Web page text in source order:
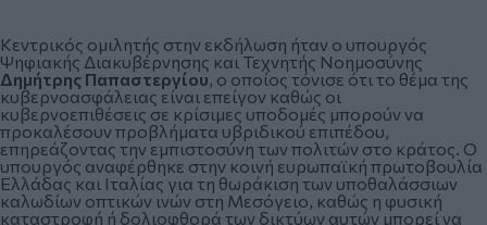
Κεντρικός ομιλητής στην εκδήλωση ήταν ο υπουργός
Ψηφιακής Διακυβέρνησης και Τεχνητής Νοημοσύνης
Δημήτρης Παπαστεργίου, ο οποίος τόνισε ότι το θέμα της
κυβερνοασφάλειας είναι επείγον καθώς οι
κυβερνοεπιθέσεις σε κρίσιμες υποδομές μπορούν να
προκαλέσουν προβλήματα υβριδικού επιπέδου,
επηρεάζοντας την εμπιστοσύνη των πολιτών στο κράτος. Ο
υπουργός αναφέρθηκε στην κοινή ευρωπαϊκή πρωτοβουλία
Ελλάδας και Ιταλίας για τη θωράκιση των υποθαλάσσιων
καλωδίων οπτικών ινών στη Μεσόγειο, καθώς η φυσική
καταστροφή ή δολιοφθορά των δικτύων αυτών μπορεί να